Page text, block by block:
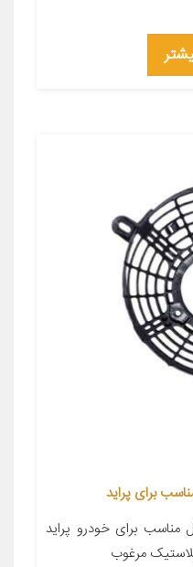
برای خودرو پراید